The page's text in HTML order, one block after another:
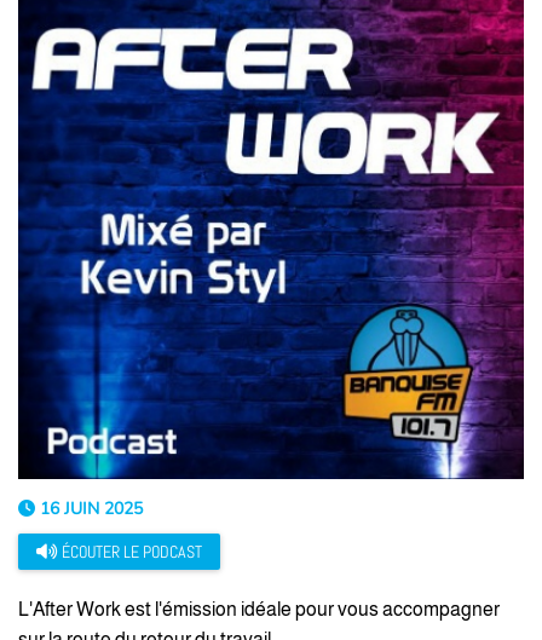
16 JUIN 2025
ÉCOUTER LE PODCAST
L'After Work est l'émission idéale pour vous accompagner